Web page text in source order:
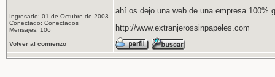
Ingresado: 01 de Octubre de 2003
Conectado: Conectados
Mensajes: 106
ahí os dejo una web de una empresa 100%
http://www.extranjerossinpapeles.com
Volver al comienzo